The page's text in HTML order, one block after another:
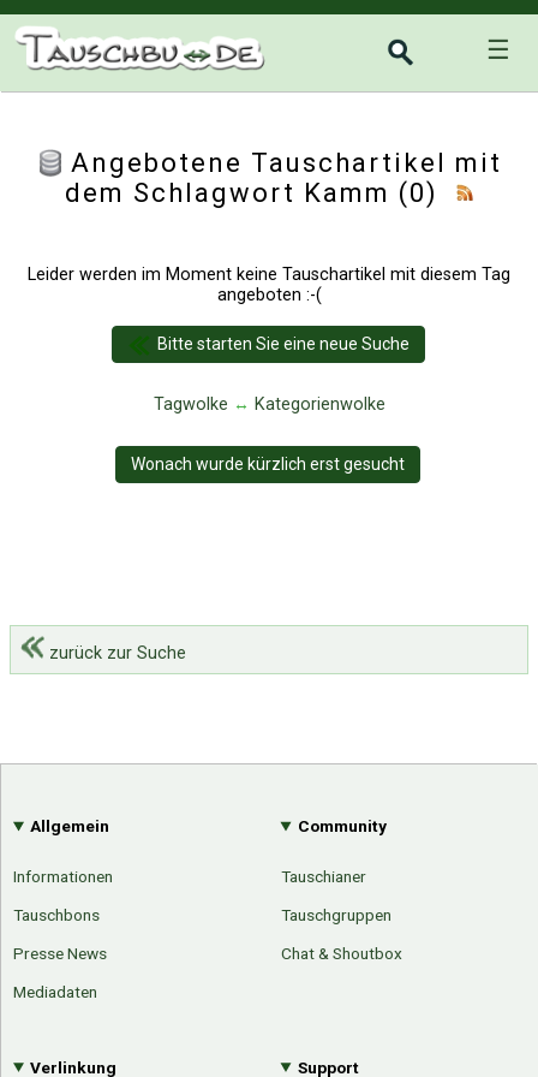
☰
Angebotene Tauschartikel mit
dem Schlagwort Kamm (0)
Leider werden im Moment keine Tauschartikel mit diesem Tag
angeboten :-(
Bitte starten Sie eine neue Suche
Tagwolke ↔ Kategorienwolke
Wonach wurde kürzlich erst gesucht
zurück zur Suche
Allgemein
Informationen
Tauschbons
Presse News
Mediadaten
Community
Tauschianer
Tauschgruppen
Chat & Shoutbox
Verlinkung Support